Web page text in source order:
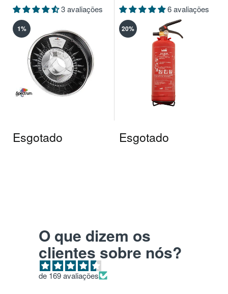
3 avaliações
1%
Esgotado
6 avaliações
20%
Esgotado
O que dizem os
clientes sobre nós?
de 169 avaliações